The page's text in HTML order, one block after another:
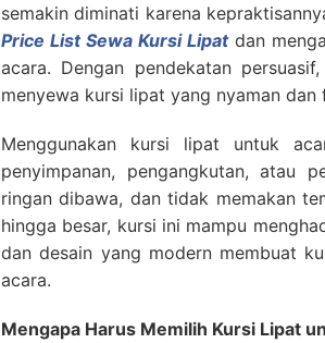
semakin diminati karena
Price List Sewa Kursi Lipatdan
acara. Dengan pendekatan
menyewa kursi lipat yang nyaman dan
Menggunakan kursi lipat untuk
penyimpanan, pengangkutan, atau
ringan dibawa, dan tidak memakan
hingga besar, kursi ini mampu
dan desain yang modern membuat
acara.
Mengapa Harus Memilih Kursi Lipat